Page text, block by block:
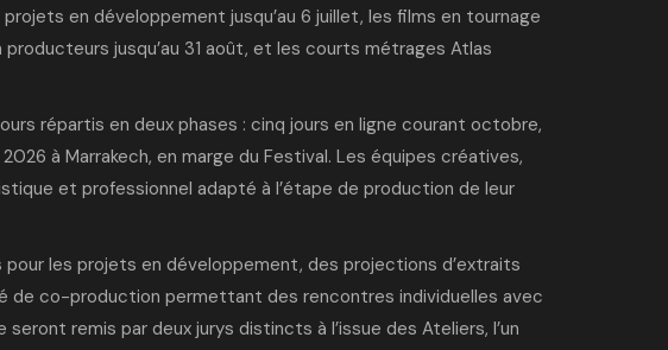
en développement jusqu’au 6 juillet, les films en tournage
jusqu’au 31 août, et les courts métrages Atlas
répartis en deux phases : cinq jours en ligne courant octobre,
à Marrakech, en marge du Festival. Les équipes créatives,
et professionnel adapté à l’étape de production de leur
les projets en développement, des projections d’extraits
de co-production permettant des rencontres individuelles avec
remis par deux jurys distincts à l’issue des Ateliers, l’un